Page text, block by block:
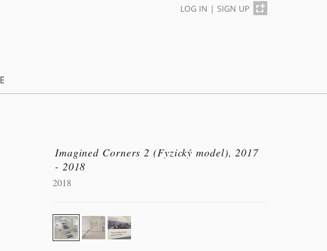
LOG IN | SIGN UP
Imagined Corners 2 (Fyzický model), 2017
- 2018
2018